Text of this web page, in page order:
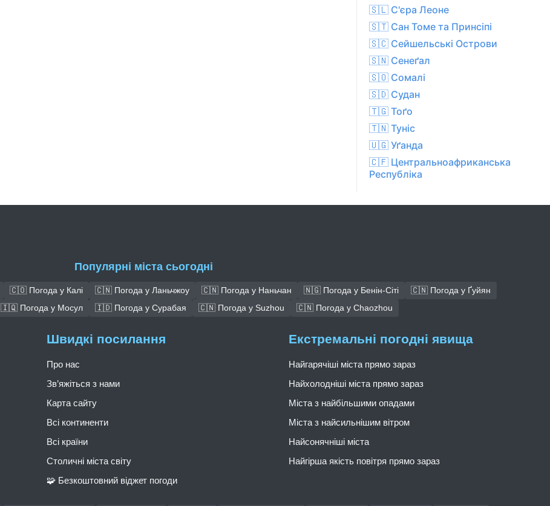
🇸🇱 С'єра Леоне
🇸🇹 Сан Томе та Принсіпі
🇸🇨 Сейшельські Острови
🇸🇳 Сенеґал
🇸🇴 Сомалі
🇸🇩 Судан
🇹🇬 Тоґо
🇹🇳 Туніс
🇺🇬 Уґанда
🇨🇫 Центральноафриканська
Республіка
Популярні міста сьогодні
🇨🇴 Погода у Калі 🇨🇳 Погода у Ланьчжоу 🇨🇳 Погода у Наньчан 🇳🇬 Погода у Бенін-Сіті
🇨🇳 Погода у Ґуйян
🇮🇶 Погода у Мосул 🇮🇩 Погода у Сурабая 🇨🇳 Погода у Suzhou 🇨🇳 Погода у Chaozhou
Швидкі посилання
Про нас
Зв’яжіться з нами
Карта сайту
Всі континенти
Всі країни
Столичні міста світу
🧩 Безкоштовний віджет погоди
Екстремальні погодні явища
Найгарячіші міста прямо зараз
Найхолодніші міста прямо зараз
Міста з найбільшими опадами
Міста з найсильнішим вітром
Найсонячніші міста
Найгірша якість повітря прямо зараз